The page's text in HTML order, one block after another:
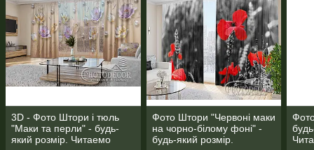
3D - Фото Штори і тюль
"Маки та перли" - будь-
який розмір. Читаемо
Фото Штори "Червоні маки
на чорно-білому фоні" -
будь-який розмір.